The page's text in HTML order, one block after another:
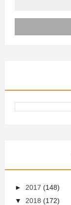
► 2017 (148)
▼ 2018 (172)